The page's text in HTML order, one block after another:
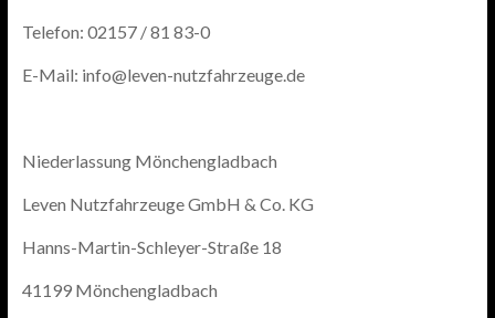
Telefon: 02157 / 81 83-0
E-Mail: info@leven-nutzfahrzeuge.de
Niederlassung Mönchengladbach
Leven Nutzfahrzeuge GmbH & Co. KG
Hanns-Martin-Schleyer-Straße 18
41199 Mönchengladbach